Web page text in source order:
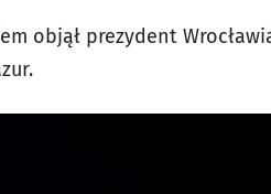
objął prezydent